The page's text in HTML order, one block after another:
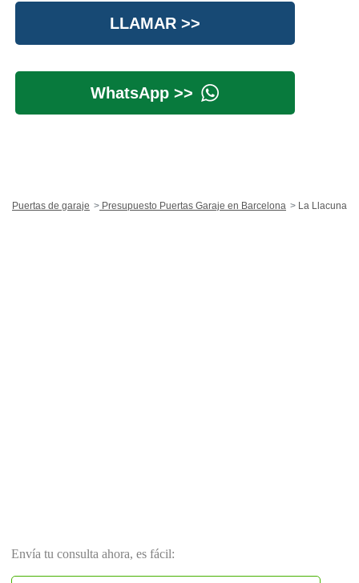
LLAMAR >>
WhatsApp >>
Puertas de garaje Presupuesto Puertas Garaje en Barcelona La Llacuna
Envía tu consulta ahora, es fácil: